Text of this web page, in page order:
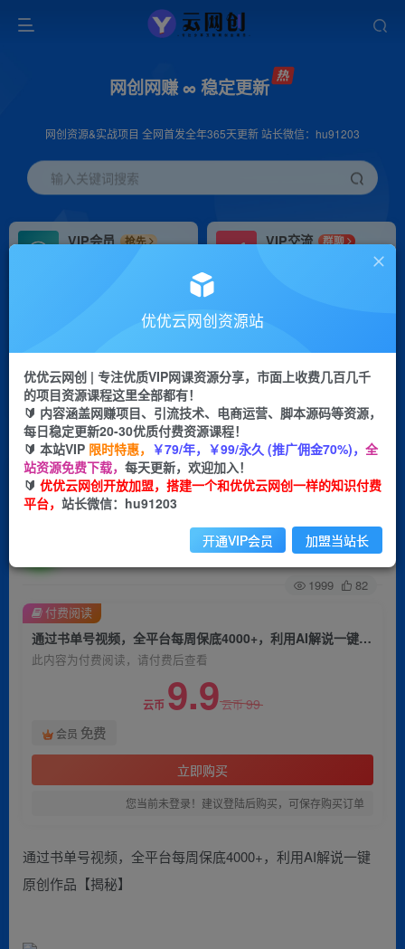
网创网赚 ∞ 稳定更新
网创资源&实战项目 全网首发全年365天更新 站长微信：hu91203
输入关键词搜索
VIP会员
抢先
VIP交流
群聊
研究探讨更多创业项目路子。
会员专属推广链接
挂机 项目
脚本卡密
APP下载
GO
首页 创业课程 会员免费 正文
通过书单号视频，全平台每周保底4000+，利用AI
解说一键原创作品
关注 私信
1999 82
通过书单号视频，全平台每周保底4000+，利用AI解说一键原创作品
此内容为付费阅读，请付费后查看
云币 9.9云币99
会员 免费
立即购买
您当前未登录！建议登陆后购买，可保存购买订单
付费阅读
通过书单号视频，全平台每周保底4000+，利用AI解说一键
原创作品【揭秘】
优优云网创资源站
优优云网创 | 专注优质VIP网课资源分享，市面上收费几百几千
的项目资源课程这里全部都有！
🔰 内容涵盖网赚项目、引流技术、电商运营、脚本源码等资源，
每日稳定更新20-30优质付费资源课程！
🔰 本站VIP 限时特惠， ￥79/年，￥99/永久 (推广佣金70%)， 全
站资源免费下载， 每天更新，欢迎加入！
🔰 优优云网创开放加盟，搭建一个和优优云网创一样的知识付费
平台， 站长微信：hu91203
开通VIP会员 加盟当站长